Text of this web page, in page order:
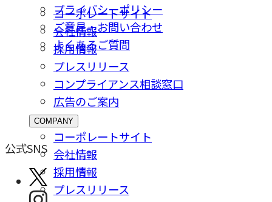
プライバシーポリシー
ご意⾒・お問い合わせ
よくあるご質問
コーポレートサイト
会社情報
採⽤情報
プレスリリース
コンプライアンス相談窓⼝
広告のご案内
COMPANY
コーポレートサイト
会社情報
採⽤情報
プレスリリース
公式SNS